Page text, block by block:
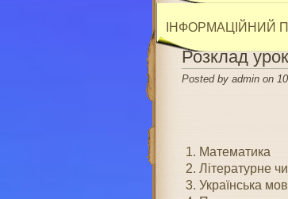
ІНФОРМАЦІЙНИЙ
Розклад
Posted by admin on
1. Математика
2. Літературне
3. Українська